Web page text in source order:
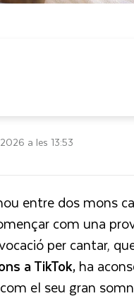
a les 13:53
entre dos mons
com una
per cantar,
a TikTok, ha
el seu gran